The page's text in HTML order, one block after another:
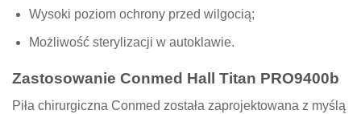
Wysoki poziom ochrony przed wilgocią;
Możliwość sterylizacji w autoklawie.
Zastosowanie Conmed Hall Titan PRO9400b
Piła chirurgiczna Conmed została zaprojektowana z myślą